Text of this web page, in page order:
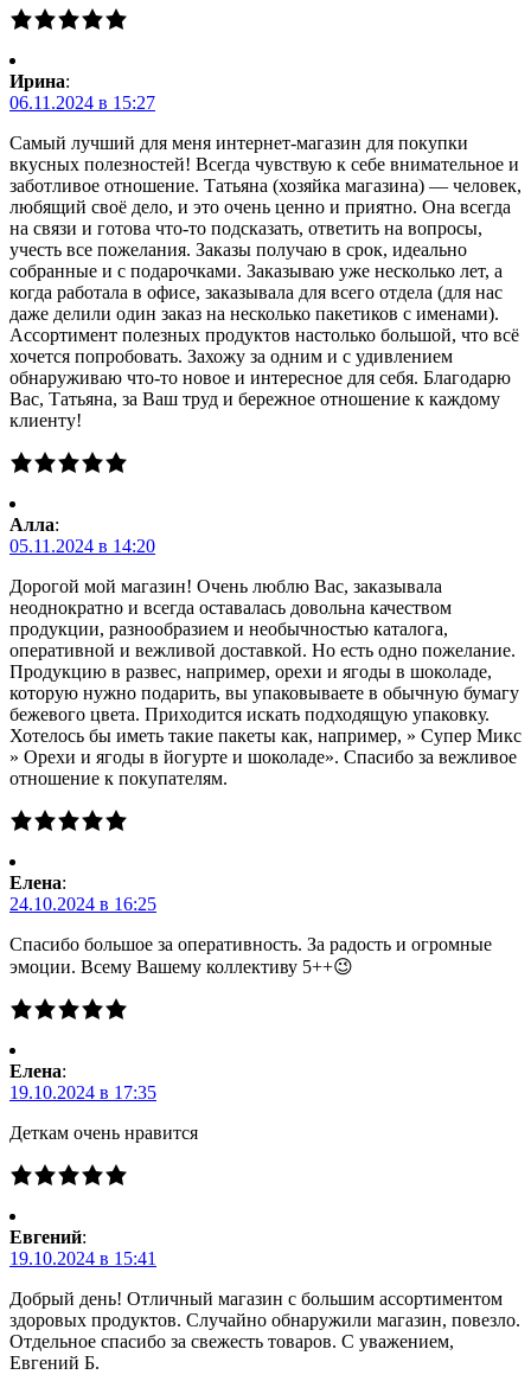
Ирина:
06.11.2024 в 15:27
Самый лучший для меня интернет-магазин для покупки
вкусных полезностей! Всегда чувствую к себе внимательное и
заботливое отношение. Татьяна (хозяйка магазина) — человек,
любящий своё дело, и это очень ценно и приятно. Она всегда
на связи и готова что-то подсказать, ответить на вопросы,
учесть все пожелания. Заказы получаю в срок, идеально
собранные и с подарочками. Заказываю уже несколько лет, а
когда работала в офисе, заказывала для всего отдела (для нас
даже делили один заказ на несколько пакетиков с именами).
Ассортимент полезных продуктов настолько большой, что всё
хочется попробовать. Захожу за одним и с удивлением
обнаруживаю что-то новое и интересное для себя. Благодарю
Вас, Татьяна, за Ваш труд и бережное отношение к каждому
клиенту!
Алла:
05.11.2024 в 14:20
Дорогой мой магазин! Очень люблю Вас, заказывала
неоднократно и всегда оставалась довольна качеством
продукции, разнообразием и необычностью каталога,
оперативной и вежливой доставкой. Но есть одно пожелание.
Продукцию в развес, например, орехи и ягоды в шоколаде,
которую нужно подарить, вы упаковываете в обычную бумагу
бежевого цвета. Приходится искать подходящую упаковку.
Хотелось бы иметь такие пакеты как, например, » Супер Микс
» Орехи и ягоды в йогурте и шоколаде». Спасибо за вежливое
отношение к покупателям.
Елена:
24.10.2024 в 16:25
Спасибо большое за оперативность. За радость и огромные
эмоции. Всему Вашему коллективу 5++😉
Елена:
19.10.2024 в 17:35
Деткам очень нравится
Евгений:
19.10.2024 в 15:41
Добрый день! Отличный магазин с большим ассортиментом
здоровых продуктов. Случайно обнаружили магазин, повезло.
Отдельное спасибо за свежесть товаров. С уважением,
Евгений Б.